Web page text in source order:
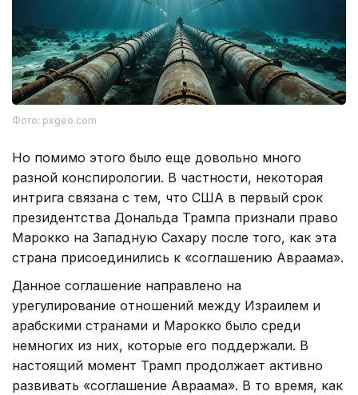
Фото: pxgeo.com
Но помимо этого было еще довольно много
разной конспирологии. В частности, некоторая
интрига связана с тем, что США в первый срок
президентства Дональда Трампа признали право
Марокко на Западную Сахару после того, как эта
страна присоединились к «соглашению Авраама».
Данное соглашение направлено на
урегулирование отношений между Израилем и
арабскими странами и Марокко было среди
немногих из них, которые его поддержали. В
настоящий момент Трамп продолжает активно
развивать «соглашение Авраама». В то время, как